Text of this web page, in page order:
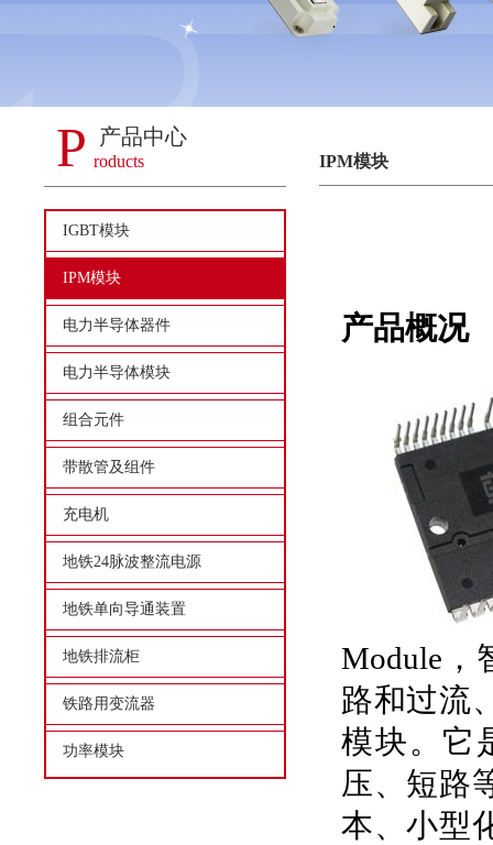
P 产品中心
roducts
IGBT模块
IPM模块
电力半导体器件
电力半导体模块
组合元件
带散管及组件
充电机
地铁24脉波整流电源
地铁单向导通装置
地铁排流柜
铁路用变流器
功率模块
IPM模块
产品概况
Module，
路和过流
模块。它
压、短路
本、小型